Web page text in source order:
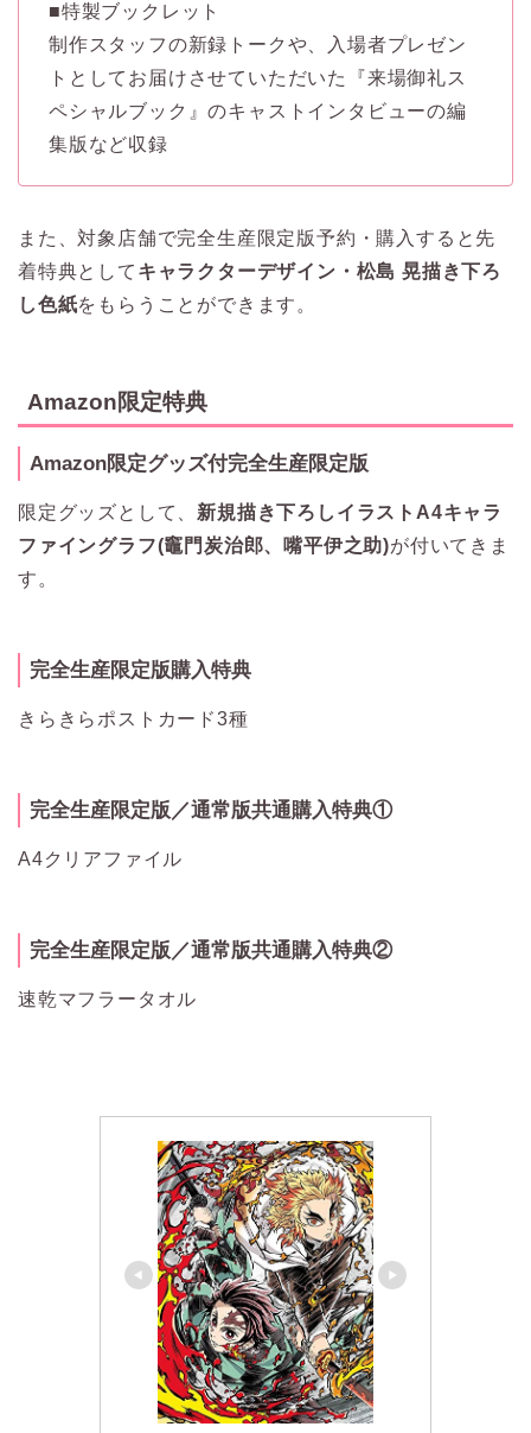
■特製ブックレット
制作スタッフの新録トークや、入場者プレゼン
トとしてお届けさせていただいた『来場御礼ス
ペシャルブック』のキャストインタビューの編
集版など収録
また、対象店舗で完全生産限定版予約・購入すると先
着特典として キャラクターデザイン・松島 晃描き下ろ
し色紙をもらうことができます。
Amazon限定特典
Amazon限定グッズ付完全生産限定版
限定グッズとして、 新規描き下ろしイラストA4キャラ
ファイングラフ(竈門炭治郎、嘴平伊之助)が付いてきま
す。
完全生産限定版購入特典
きらきらポストカード3種
完全生産限定版／通常版共通購入特典①
A4クリアファイル
完全生産限定版／通常版共通購入特典②
速乾マフラータオル